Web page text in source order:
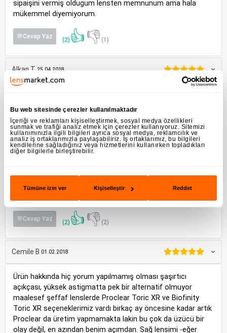
Bu web sitesinde çerezler kullanılmaktadır
İçeriği ve reklamları kişiselleştirmek, sosyal medya özellikleri
sunmak ve trafiği analiz etmek için çerezler kullanıyoruz. Sitemizi
kullanımınızla ilgili bilgileri ayrıca sosyal medya, reklamcılık ve
analiz iş ortaklarımızla paylaşabiliriz. İş ortaklarımız, bu bilgileri
kendilerine sağladığınız veya hizmetlerini kullanırken topladıkları
diğer bilgilerle birleştirebilir.
Tümüne izin ver Kişiselleştir Reddet
sipaişini vermiş oldugum lensten memnunum ama hala
mükemmel diyemiyorum.
💬Cevap Yaz (2) 👍👎(1)
Alkan T 25.04.2018
💬Cevap Yaz (1)👍👎(0)
Detaylı bilgi verebilecek varmı? Satın alsam ne kadar sürede
💬Cevap Yaz (2) 👍👎(2)
Cemile B 01.02.2018
Ürün hakkında hiç yorum yapılmamış olması şaşırtıcı
açıkçası, yüksek astigmatta pek bir alternatif olmuyor
maalesef şeffaf lenslerde Proclear Toric XR ve Biofinity
Toric XR seçeneklerimiz vardı birkaç ay öncesine kadar artık
Proclear da üretim yapmamakta lakin bu çok da üzücü bir
olay değil, en azından benim açımdan. Sağ lensimi -eğer